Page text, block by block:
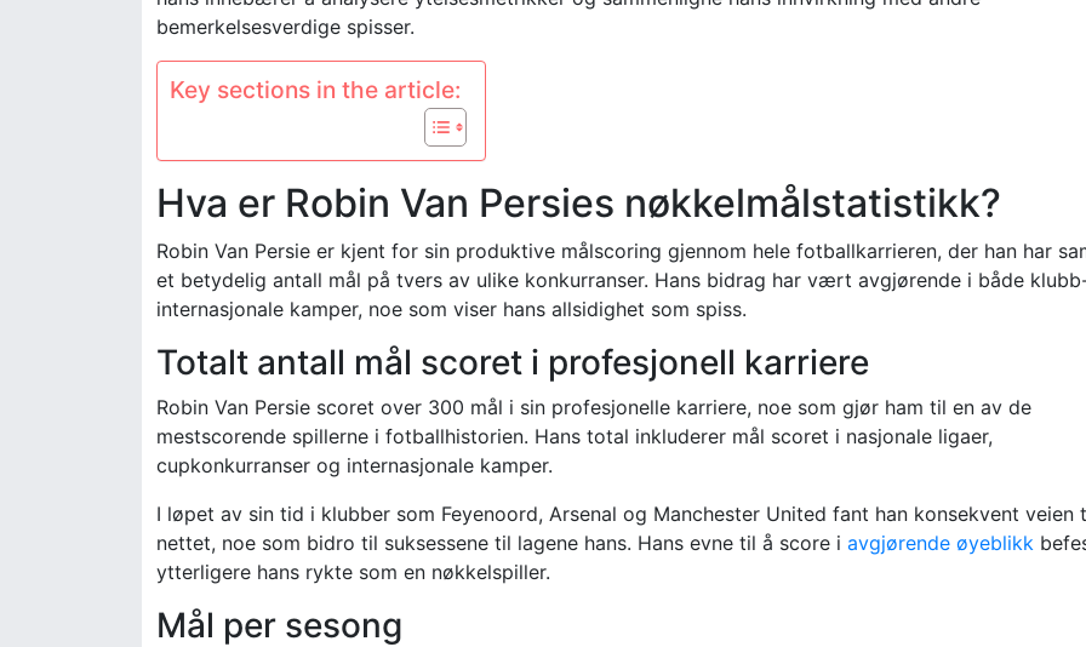
bemerkelsesverdige spisser.
Key sections in the article:
Hva er Robin Van Persies nøkkelmålstatistikk?
Robin Van Persie er kjent for sin produktive målscoring gjennom hele fotballkarrieren, der han har
et betydelig antall mål på tvers av ulike konkurranser. Hans bidrag har vært avgjørende i både
internasjonale kamper, noe som viser hans allsidighet som spiss.
Totalt antall mål scoret i profesjonell karriere
Robin Van Persie scoret over 300 mål i sin profesjonelle karriere, noe som gjør ham til en av de
mestscorende spillerne i fotballhistorien. Hans total inkluderer mål scoret i nasjonale ligaer,
cupkonkurranser og internasjonale kamper.
I løpet av sin tid i klubber som Feyenoord, Arsenal og Manchester United fant han konsekvent veien
nettet, noe som bidro til suksessene til lagene hans. Hans evne til å score i avgjørende øyeblikk
ytterligere hans rykte som en nøkkelspiller.
Mål per sesong